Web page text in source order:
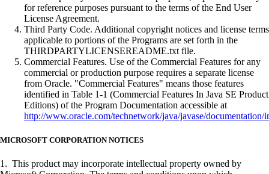
for reference purposes pursuant to the terms of the End User
License Agreement.
Third Party Code. Additional copyright notices and license terms
applicable to portions of the Programs are set forth in the
THIRDPARTYLICENSEREADME.txt file.
Commercial Features. Use of the Commercial Features for any
commercial or production purpose requires a separate license
from Oracle. "Commercial Features" means those features
identified in Table 1-1 (Commercial Features In Java SE Product
Editions) of the Program Documentation accessible at
http://www.oracle.com/technetwork/java/javase/documentation/
MICROSOFT CORPORATION NOTICES
1. This product may incorporate intellectual property owned by